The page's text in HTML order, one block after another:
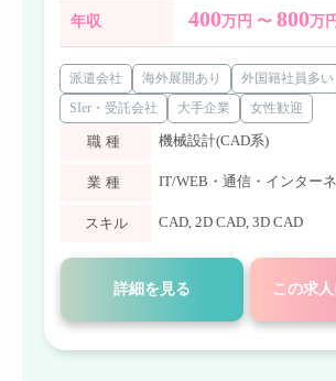
年収 400万円 〜800万
派遣会社 海外展開あり
外国籍社員多い
SIer・受託会社
大手企業 女性歓迎
職種 機械設計(CAD系)
業種 IT/WEB・通信・インター
スキル CAD, 2D CAD, 3D CAD
詳細を見る この求